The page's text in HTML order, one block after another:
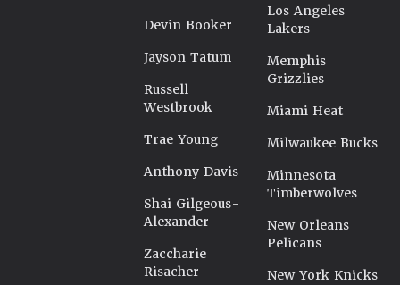
Devin Booker
Jayson Tatum
Russell
Westbrook
Trae Young
Anthony Davis
Shai Gilgeous-
Alexander
Zaccharie
Risacher
Los Angeles
Lakers
Memphis
Grizzlies
Miami Heat
Milwaukee Bucks
Minnesota
Timberwolves
New Orleans
Pelicans
New York Knicks